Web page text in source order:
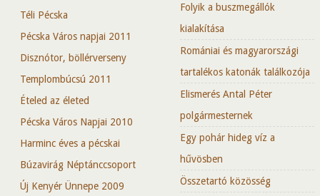
Téli Pécska
Pécska Város napjai 2011
Disznótor, böllérverseny
Templombúcsú 2011
Ételed az életed
Pécska Város Napjai 2010
Harminc éves a pécskai
Búzavirág Néptánccsoport
Új Kenyér Ünnepe 2009
Folyik a buszmegállók
kialakítása
Romániai és magyarországi
tartalékos katonák találkozója
Elismerés Antal Péter
polgármesternek
Egy pohár hideg víz a
hűvösben
Összetartó közösség